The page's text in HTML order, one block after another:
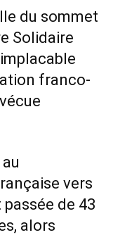
du sommet
Solidaire
franco-
vers
de 43
alors